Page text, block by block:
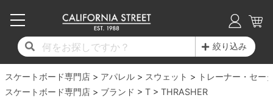
絞り込み
スケートボード専門店 アパレル スウェット
トレーナー・セー
スケートボード専門店
ブランド T THRASHER
17時までのご注文は当日発送！
11,000円以上で送料無料！
毎月1日はポイント5倍！10日と20日は3倍！
17時までのご注文は当日発送！
11,000円以上で送料無料！
毎月1日はポイント5倍！10日と20日は3倍！
子供用デッキ
7.0inch以下
17時までのご注文は当日発送！
11,000円以上で送料無料！
毎月1日はポイント5倍！10日と20日は3倍！
7.0inch以下
7.2inch
17時までのご注文は当日発送！
11,000円以上で送料無料！
毎月1日はポイント5倍！10日と20日は3倍！
50mm
51mm
17時までのご注文は当日発送！
11,000円以上で送料無料！
毎月1日はポイント5倍！10日と20日は3倍！
20cm
21cm
17時までのご注文は当日発送！
11,000円以上で送料無料！
毎月1日はポイント5倍！10日と20日は3倍！
17時までのご注文は当日発送！
11,000円以上で送料無料！
毎月1日はポイント5倍！10日と20日は3倍！
17時までのご注文は当日発送！
11,000円以上で送料無料！
毎月1日はポイント5倍！10日と20日は3倍！
17時までのご注文は当日発送！
11,000円以上で送料無料！
毎月1日はポイント5倍！10日と20日は3倍！